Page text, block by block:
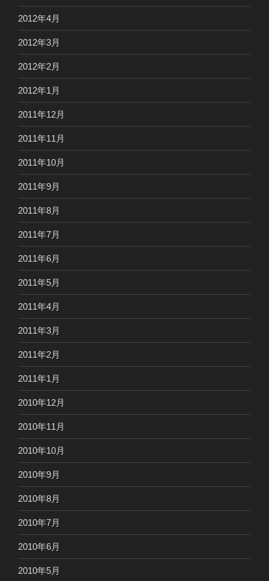
2012年4月
2012年3月
2012年2月
2012年1月
2011年12月
2011年11月
2011年10月
2011年9月
2011年8月
2011年7月
2011年6月
2011年5月
2011年4月
2011年3月
2011年2月
2011年1月
2010年12月
2010年11月
2010年10月
2010年9月
2010年8月
2010年7月
2010年6月
2010年5月